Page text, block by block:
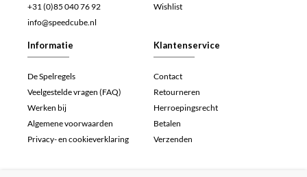
+31 (0)85 040 76 92
info@speedcube.nl
Wishlist
Informatie
De Spelregels
Veelgestelde vragen (FAQ)
Werken bij
Algemene voorwaarden
Privacy- en cookieverklaring
Klantenservice
Contact
Retourneren
Herroepingsrecht
Betalen
Verzenden